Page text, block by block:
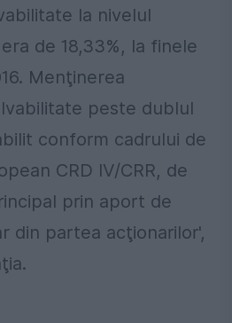
la nivelul
de 18,33%, la finele
Menţinerea
peste dublul
conform cadrului de
CRD IV/CRR, de
prin aport de
din partea acţionarilor',